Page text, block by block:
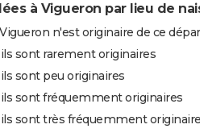
à Vigueron par lieu de
n'est originaire de ce
sont rarement originaires
sont peu originaires
sont fréquemment originaires
sont très fréquemment originaires